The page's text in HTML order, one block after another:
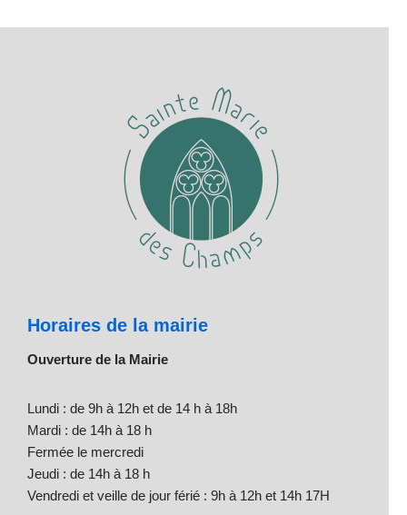
Horaires de la mairie
Ouverture de la Mairie
Lundi : de 9h à 12h et de 14 h à 18h
Mardi : de 14h à 18 h
Fermée le mercredi
Jeudi : de 14h à 18 h
Vendredi et veille de jour férié : 9h à 12h et 14h 17H